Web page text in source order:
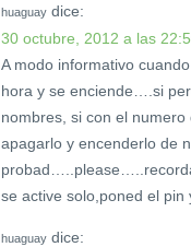
huaguay dice:
30 octubre, 2012 a las
A modo informativo
hora y se enciende….si
nombres, si con el
apagarlo y encenderlo de
se active solo,poned el
huaguay dice: